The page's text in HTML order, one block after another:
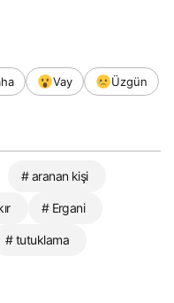
Vay
Üzgün
# aranan kişi
# Ergani
# tutuklama